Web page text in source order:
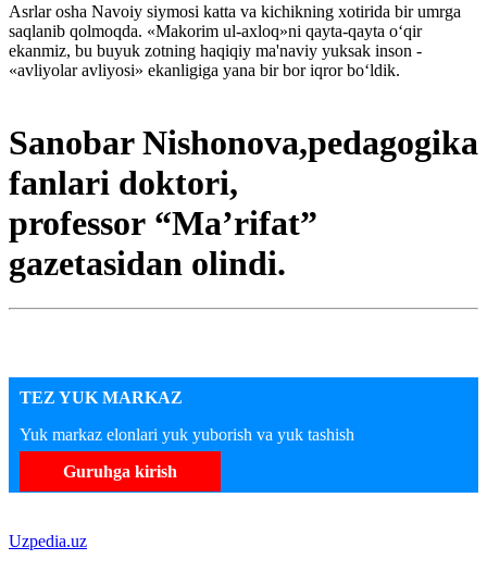
Asrlar osha Navoiy siymosi katta va kichikning xotirida bir umrga
saqlanib qolmoqda. «Makorim ul-axloq»­ni qayta-qayta o‘qir
ekanmiz, bu buyuk zotning haqiqiy ma'naviy yuksak inson -
«avliyolar avliyosi» ekanligiga yana bir bor iqror bo‘ldik.
Sanobar Nishonova,pedagogika
fanlari doktori,
professor “Ma’rifat”
gazetasidan olindi.
TEZ YUK MARKAZ
Yuk markaz elonlari yuk yuborish va yuk tashish
Guruhga kirish
Uzpedia.uz